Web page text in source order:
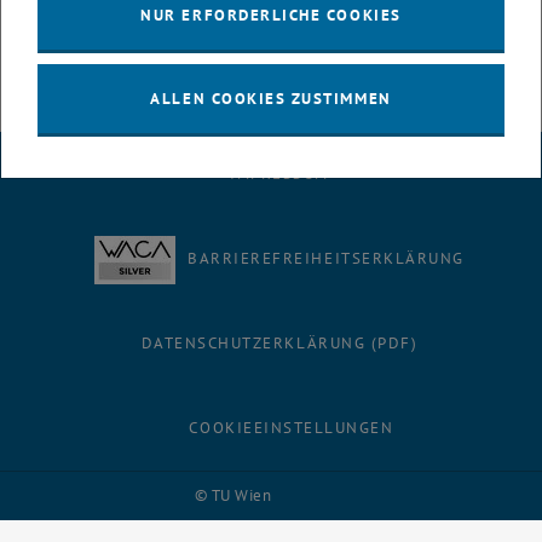
.
© TU Wien
IMPRESSUM
BARRIEREFREIHEITSERKLÄRUNG
DATENSCHUTZERKLÄRUNG (PDF)
COOKIEEINSTELLUNGEN
NUR ERFORDERLICHE COOKIES
ALLEN COOKIES ZUSTIMMEN